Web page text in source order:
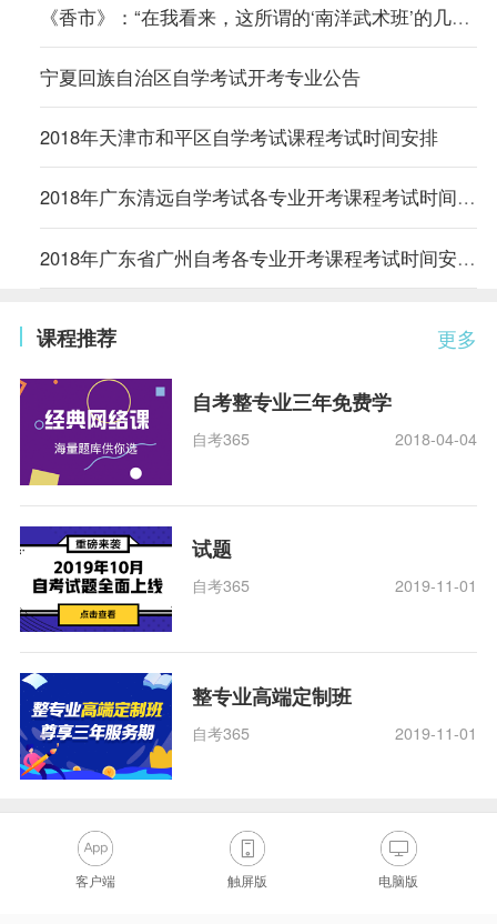
《香市》：“在我看来，这所谓的‘南洋武术班’的几套把式比起从前
宁夏回族自治区自学考试开考专业公告
2018年天津市和平区自学考试课程考试时间安排
2018年广东清远自学考试各专业开考课程考试时间安排的通知
2018年广东省广州自考各专业开考课程考试时间安排的通知
更多
课程推荐
自考整专业三年免费学
自考365 2018-04-04
试题
自考365 2019-11-01
整专业高端定制班
自考365 2019-11-01
客户端 触屏版 电脑版